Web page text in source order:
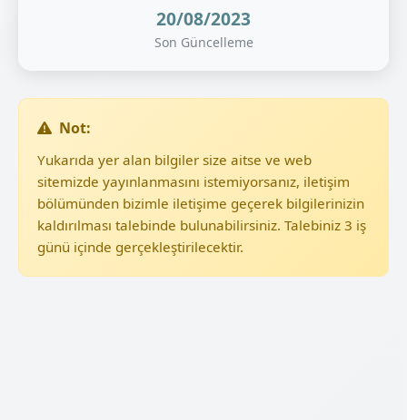
20/08/2023
Son Güncelleme
Not:
Yukarıda yer alan bilgiler size aitse ve web
sitemizde yayınlanmasını istemiyorsanız, iletişim
bölümünden bizimle iletişime geçerek bilgilerinizin
kaldırılması talebinde bulunabilirsiniz. Talebiniz 3 iş
günü içinde gerçekleştirilecektir.